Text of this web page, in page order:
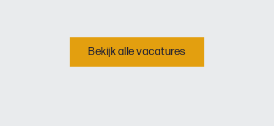
Bekijk alle vacatures